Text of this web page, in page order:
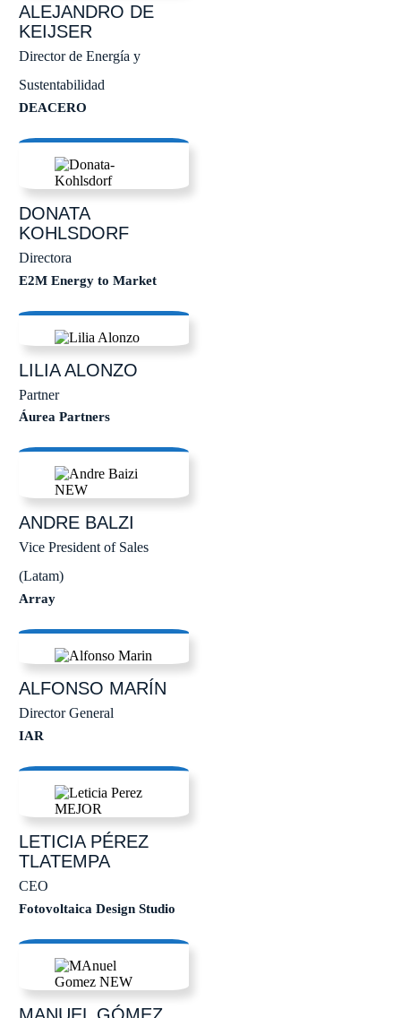
ALEJANDRO DE
KEIJSER
Director de Energía y
Sustentabilidad
DEACERO
DONATA
KOHLSDORF
Directora
E2M Energy to Market
LILIAALONZO
Partner
Áurea Partners
ANDREBALZI
Vice President of Sales
(Latam)
Array
ALFONSO MARÍN
Director General
IAR
LETICIAPÉREZ
TLATEMPA
CEO
Fotovoltaica Design Studio